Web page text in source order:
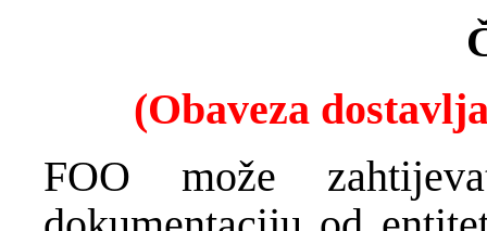
(Obaveza
FOO može